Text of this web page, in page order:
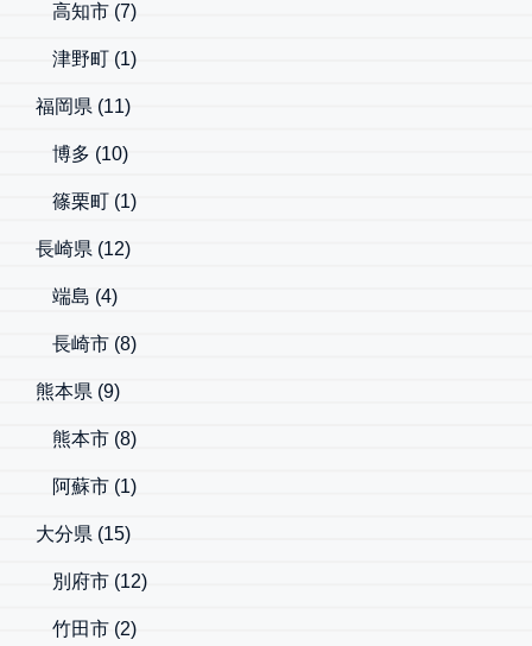
高知市 (7)
津野町 (1)
福岡県 (11)
博多 (10)
篠栗町 (1)
長崎県 (12)
端島 (4)
長崎市 (8)
熊本県 (9)
熊本市 (8)
阿蘇市 (1)
大分県 (15)
別府市 (12)
竹田市 (2)